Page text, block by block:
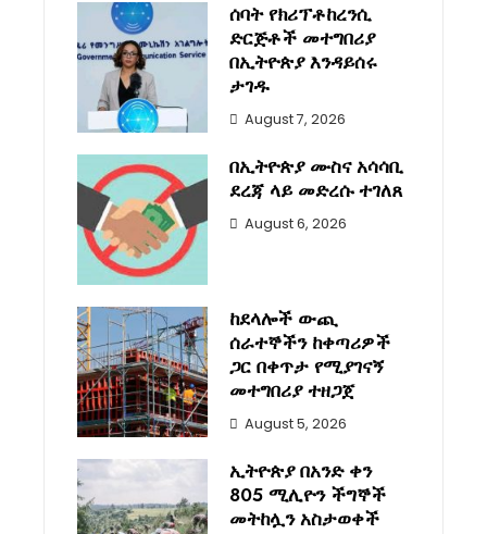
ሰባት የክሪፕቶከረንሲ
ድርጅቶች መተግበሪያ
በኢትዮጵያ እንዳይሰሩ
ታገዱ
August 7, 2026
በኢትዮጵያ ሙስና አሳሳቢ
ደረጃ ላይ መድረሱ ተገለጸ
August 6, 2026
ከደላሎች ውጪ
ሰራተኞችን ከቀጣሪዎች
ጋር በቀጥታ የሚያገናኝ
መተግበሪያ ተዘጋጀ
August 5, 2026
ኢትዮጵያ በአንድ ቀን
805 ሚሊዮን ችግኞች
መትከሏን አስታወቀች